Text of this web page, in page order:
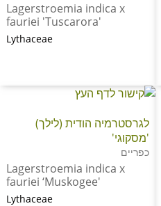
Lagerstroemia indica x
fauriei 'Tuscarora'
Lythaceae
לגרסטרמיה הודית (לילך)
'מסקוגי'
כפריים
Lagerstroemia indica x
fauriei ‘Muskogee'
Lythaceae